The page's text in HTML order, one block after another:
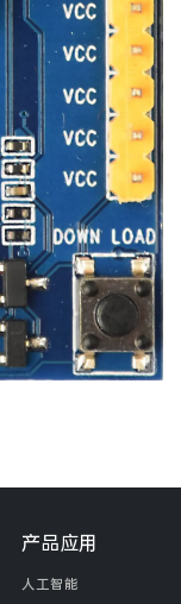
产品应用
人工智能